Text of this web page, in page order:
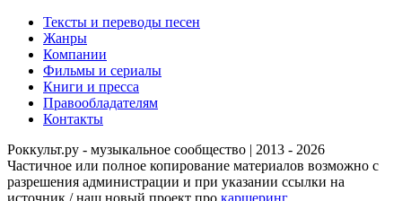
Тексты и переводы песен
Жанры
Компании
Фильмы и сериалы
Книги и пресса
Правообладателям
Контакты
Роккульт.ру - музыкальное сообщество | 2013 - 2026
Частичное или полное копирование материалов возможно с
разрешения администрации и при указании ссылки на
источник / наш новый проект про каршеринг